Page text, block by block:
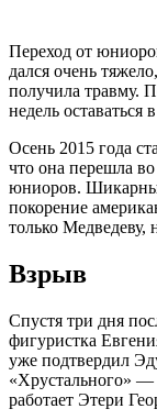
Переход от
дался очень
получила травму.
недель оставаться
Осень 2015 года
что она перешла
юниоров.
покорение
только Медведеву,
Взрыв
Спустя три дня
фигуристка
уже подтвердил
«Хрустального» —
работает Этери